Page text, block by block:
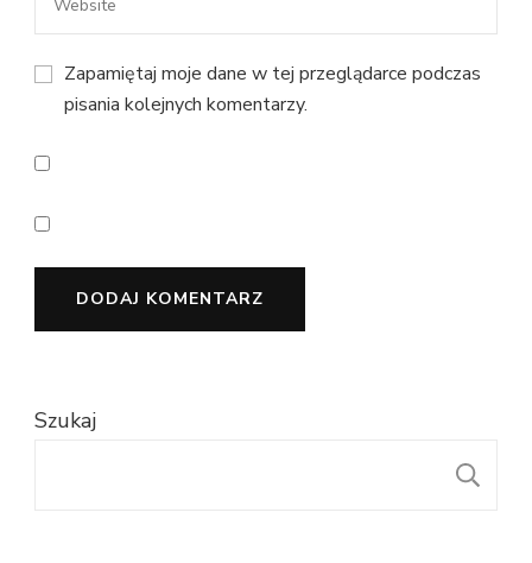
Zapamiętaj moje dane w tej przeglądarce podczas
pisania kolejnych komentarzy.
Szukaj